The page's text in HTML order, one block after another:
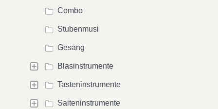
Combo
Stubenmusi
Gesang
Blasinstrumente
Tasteninstrumente
Saiteninstrumente